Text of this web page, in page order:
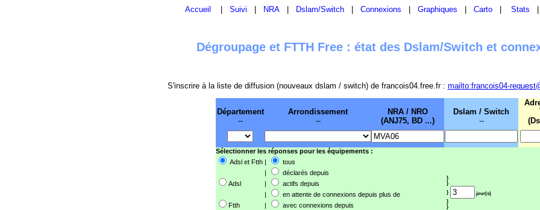
Accueil Suivi NRA Dslam/Switch Connexions Graphiques Carto Stats
Dégroupage et FTTH Free : état des Dslam/Switch et
S'inscrire à la liste de diffusion (nouveaux dslam / switch) de francois04.free.fr : mailto:francois04-
Département
--
Arrondissement
--
NRA / NRO
(ANJ75, BD ...)
Dslam / Switch
--
Sélectionner les réponses pour les équipements :
Adsl et Ftth |
tous
|
déclarés depuis
}
}
}
jour(s)
}
}
Adsl |
actifs depuis
|
en attente de connexions depuis plus de
Ftth
|
avec connexions depuis